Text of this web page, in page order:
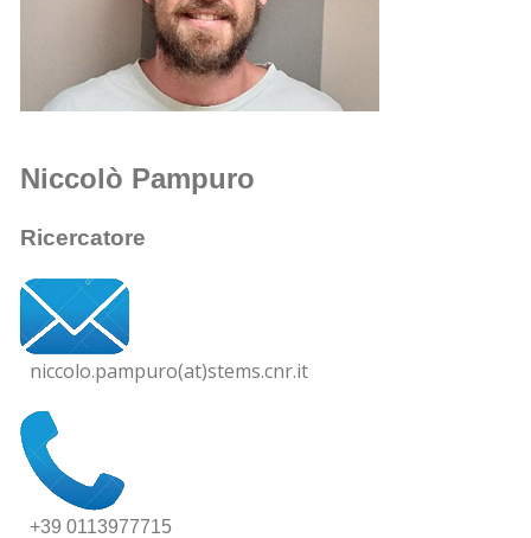
Niccolò Pampuro
Ricercatore
niccolo.pampuro(at)stems.cnr.it
+39 0113977715